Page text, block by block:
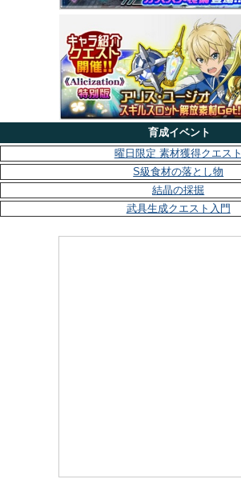
育成イベント
曜日限定 素材獲得クエスト
S級食材の落とし物
結晶の採掘
武具生成クエスト入門